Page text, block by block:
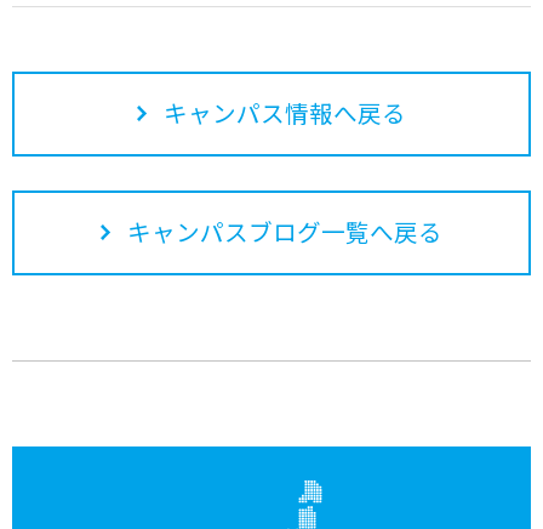
キャンパス情報へ戻る
キャンパスブログ一覧へ戻る